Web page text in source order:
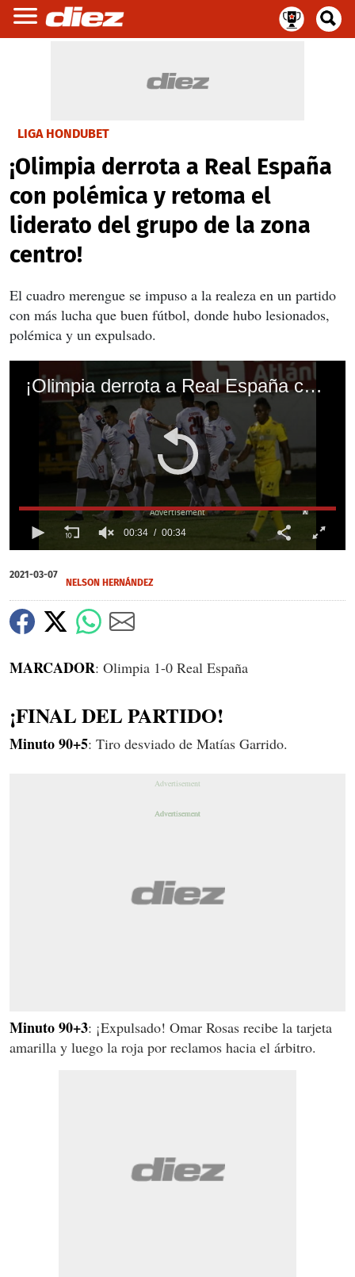
LIGA HONDUBET
¡Olimpia derrota a Real España
con polémica y retoma el
liderato del grupo de la zona
centro!
El cuadro merengue se impuso a la realeza en un partido
con más lucha que buen fútbol, donde hubo lesionados,
polémica y un expulsado.
¡Olimpia derrota a Real España con polémica y retoma el liderato del grupo de la zona centro!
of
34
00:34 00:34
X
X
X
X
X
2021-03-07
NELSON HERNÁNDEZ
MARCADOR: Olimpia 1-0 Real España
¡FINAL DEL PARTIDO!
Minuto 90+5: Tiro desviado de Matías Garrido.
Minuto 90+3: ¡Expulsado! Omar Rosas recibe la tarjeta
amarilla y luego la roja por reclamos hacia el árbitro.